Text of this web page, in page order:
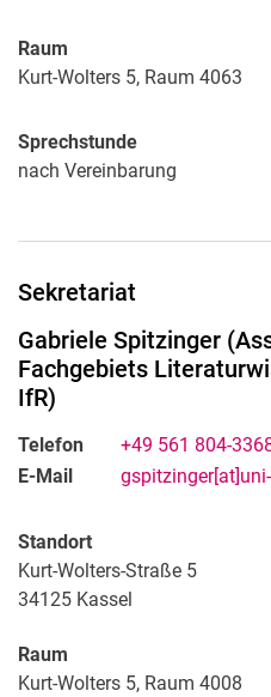
Raum
Kurt-Wolters 5, Raum 4063
Sprechstunde
nach Vereinbarung
Sekretariat
Gabriele Spitzinger (
Fachgebiets
IfR)
Telefon
+49 561 804-
E-Mail
Standort
Kurt-Wolters-Straße 5
34125 Kassel
Raum
Kurt-Wolters 5, Raum 4008